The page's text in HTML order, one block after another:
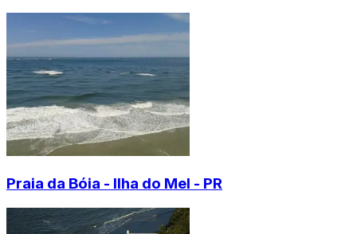
Praia da Bóia - Ilha do Mel - PR